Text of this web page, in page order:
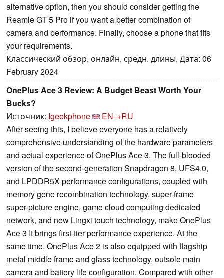
alternative option, then you should consider getting the
Reamle GT 5 Pro if you want a better combination of
camera and performance. Finally, choose a phone that fits
your requirements.
Классический обзор, онлайн, средн. длины, Дата: 06
February 2024
OnePlus Ace 3 Review: A Budget Beast Worth Your
Bucks?
Источник: Igeekphone
EN→RU
After seeing this, I believe everyone has a relatively
comprehensive understanding of the hardware parameters
and actual experience of OnePlus Ace 3. The full-blooded
version of the second-generation Snapdragon 8, UFS4.0,
and LPDDR5X performance configurations, coupled with
memory gene recombination technology, super-frame
super-picture engine, game cloud computing dedicated
network, and new Lingxi touch technology, make OnePlus
Ace 3 It brings first-tier performance experience. At the
same time, OnePlus Ace 2 is also equipped with flagship
metal middle frame and glass technology, outsole main
camera and battery life configuration. Compared with other